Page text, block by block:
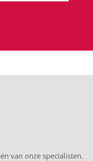
van onze specialisten.